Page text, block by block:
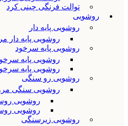
توالت فرنگی چینی کرد
روشویی
روشویی پایه دار
روشویی پایه دار
روشویی پایه سرخود
روشویی پایه
روشویی پایه
روشویی رو سنگی
روشویی سنگی
روشویی
روشویی
روشویی زیرسنگی